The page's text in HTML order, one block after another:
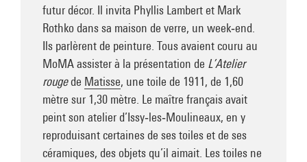
futur décor. Il invita Phyllis Lambert et Mark
Rothko dans sa maison de verre, un week‑end.
Ils parlèrent de peinture. Tous avaient couru au
MoMA assister à la présentation de L’Atelier
rougede Matisse, une toile de 1911, de 1,60
mètre sur 1,30 mètre. Le maître français avait
peint son atelier d’Issy‑les‑Moulineaux, en y
reproduisant certaines de ses toiles et de ses
céramiques, des objets qu’il aimait. Les toiles ne